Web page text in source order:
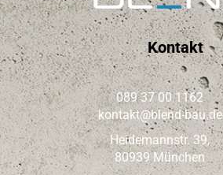
Kontakt
089 37 00 1162
kontakt@blend-bau.de
Heidemannstr. 39,
80939 München